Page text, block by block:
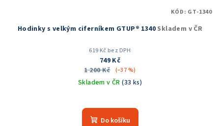
Hodinky s velkým ciferníkem GTUP® 1340 Skladem v ČR
619 Kč bez DPH
749 Kč
1 200 Kč
(–37 %)
Skladem v ČR(33 ks)
hodnocení
produktu
Do košíku
KÓD: GT-1340